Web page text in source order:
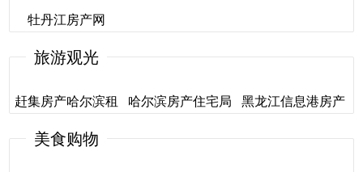
会保障厅
牡丹江房产网
牡丹江房产网
旅游观光
赶集房产哈尔滨租
售
哈尔滨房产住宅局
哈尔滨房产住宅局
黑龙江信息港房产
黑龙江信息港房产
美食购物